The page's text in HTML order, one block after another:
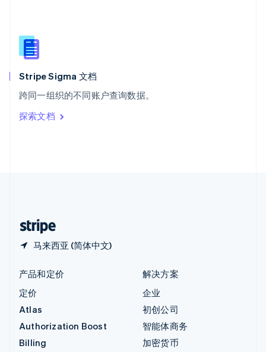
Stripe Sigma 文档
跨同一组织的不同账户查询数据。
探索文档
马来西亚 (简体中文)
新西兰
English
匈牙利
English
ItalianoEnglish
印度
English
产品和定价
定价
Atlas
Authorization Boost
Billing
解决方案
企业
初创公司
智能体商务
加密货币